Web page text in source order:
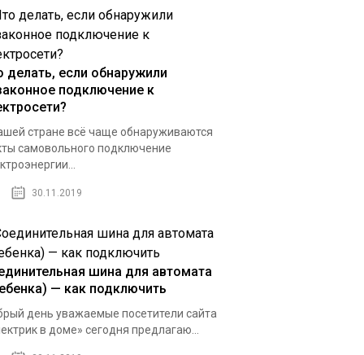
делать, если обнаружили
подключение к
стране всё чаще обнаруживаются
самовольного подключение
30.11.2019
шина для автомата
— как подключить
день уважаемые посетители сайта
в доме» сегодня предлагаю...